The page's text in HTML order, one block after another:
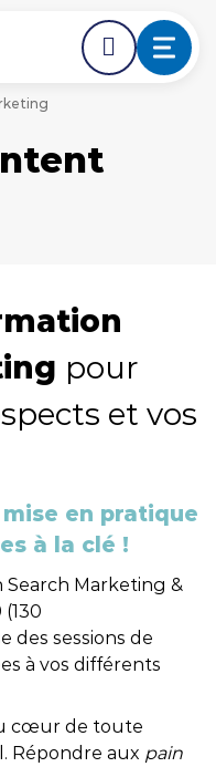
PRINCIPAL
DÉBUT DE LA
pour
et vos
en pratique
à la clé !
Search Marketing &
des sessions de
à vos différents
cœur de toute
Répondre aux pain